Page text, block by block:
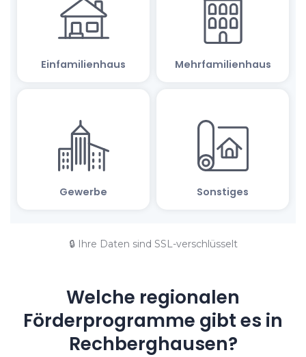
🔒 Ihre Daten sind SSL-verschlüsselt
Welche regionalen
Förderprogramme gibt es in
Rechberghausen?